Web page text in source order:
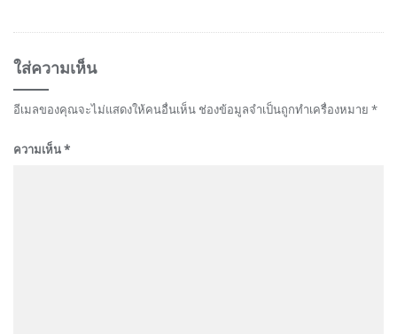
ใส่ความเห็น
อีเมลของคุณจะไม่แสดงให้คนอื่นเห็น ช่องข้อมูลจำเป็นถูกทำเครื่องหมาย *
ความเห็น*